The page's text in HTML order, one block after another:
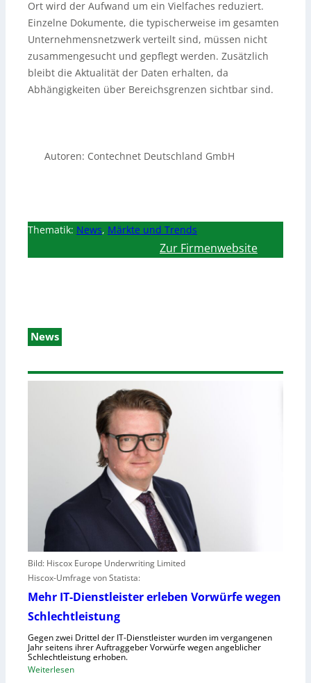
Ort wird der Aufwand um ein Vielfaches reduziert.
Einzelne Dokumente, die typischerweise im gesamten
Unternehmensnetzwerk verteilt sind, müssen nicht
zusammengesucht und gepflegt werden. Zusätzlich
bleibt die Aktualität der Daten erhalten, da
Abhängigkeiten über Bereichsgrenzen sichtbar sind.
Autoren: Contechnet Deutschland GmbH
Thematik: News, Märkte und Trends
Zur Firmenwebsite
News
Bild: Hiscox Europe Underwriting Limited
Hiscox-Umfrage von Statista:
Mehr IT-Dienstleister erleben Vorwürfe wegen
Schlechtleistung
Gegen zwei Drittel der IT-Dienstleister wurden im vergangenen
Jahr seitens ihrer Auftraggeber Vorwürfe wegen angeblicher
Schlechtleistung erhoben.
Weiterlesen: